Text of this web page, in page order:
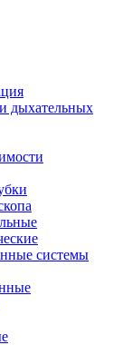
дыхательных
системы